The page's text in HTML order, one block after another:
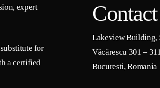
expert
for
a certified
Contact
Lakeview Building,
Văcărescu 301 –
Bucuresti, Romania